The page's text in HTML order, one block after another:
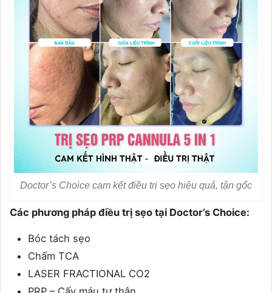
Doctor’s Choice cam kết điều trị sẹo hiệu quả, tận gốc
Các phương pháp điều trị sẹo tại Doctor’s Choice:
Bóc tách sẹo
Chấm TCA
LASER FRACTIONAL CO2